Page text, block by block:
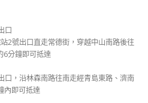
口
2號出口直走常德街，穿越中山南路後往
6分鐘即可抵達
口，沿林森南路往南走經青島東路、濟南
內即可抵達